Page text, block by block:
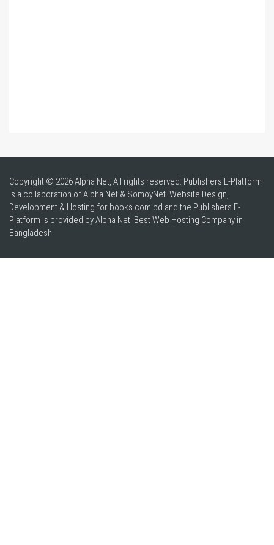
Copyright © 2026 Alpha Net, All rights reserved. Publishers E-Platform
is a collaboration of Alpha Net & SomoyNet. Website Design,
Development & Hosting for books.com.bd and the Publishers E-
Platform is provided by Alpha Net. BestWeb Hosting Company in
Bangladesh.